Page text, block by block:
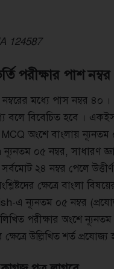
124587
পরীক্ষার পাশ নম্বর
মধ্যে পাস নম্বর ৪০ ।
বলে বিবেচিত হবে ।
MCQ অংশে বাংলায় ন্যূনতম
০৫ নম্বর, সাধারণ
২৪ নম্বর পেলে
ক্ষেত্রে বাংলা
এ ন্যূনতম ০৫ নম্বর
লিখিত পরীক্ষার অংশে
উল্লিখিত শর্ত প্রযোজ্য